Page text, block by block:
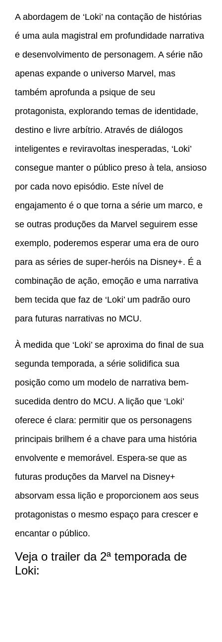
A abordagem de ‘Loki’ na contação de histórias
é uma aula magistral em profundidade narrativa
e desenvolvimento de personagem. A série não
apenas expande o universo Marvel, mas
também aprofunda a psique de seu
protagonista, explorando temas de identidade,
destino e livre arbítrio. Através de diálogos
inteligentes e reviravoltas inesperadas, ‘Loki’
consegue manter o público preso à tela, ansioso
por cada novo episódio. Este nível de
engajamento é o que torna a série um marco, e
se outras produções da Marvel seguirem esse
exemplo, poderemos esperar uma era de ouro
para as séries de super-heróis na Disney+. É a
combinação de ação, emoção e uma narrativa
bem tecida que faz de ‘Loki’ um padrão ouro
para futuras narrativas no MCU.
À medida que ‘Loki’ se aproxima do final de sua
segunda temporada, a série solidifica sua
posição como um modelo de narrativa bem-
sucedida dentro do MCU. A lição que ‘Loki’
oferece é clara: permitir que os personagens
principais brilhem é a chave para uma história
envolvente e memorável. Espera-se que as
futuras produções da Marvel na Disney+
absorvam essa lição e proporcionem aos seus
protagonistas o mesmo espaço para crescer e
encantar o público.
Veja o trailer da 2ª temporada de
Loki: